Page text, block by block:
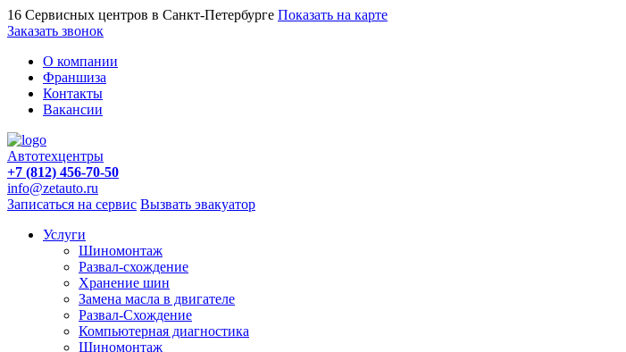
16 Сервисных центров в Санкт-Петербурге Показать на карте
Заказать звонок
О компании
Франшиза
Контакты
Вакансии
Автотехцентры
+7 (812) 456-70-50
info@zetauto.ru
Записаться на сервис Вызвать эвакуатор
Услуги
Шиномонтаж
Развал-схождение
Хранение шин
Замена масла в двигателе
Развал-Схождение
Компьютерная диагностика
Шиномонтаж